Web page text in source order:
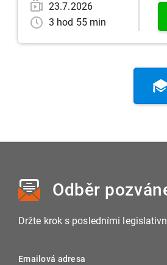
23.7.2026
3 hod 55 min
Odběr
Držte krok s posledními
Emailová adresa